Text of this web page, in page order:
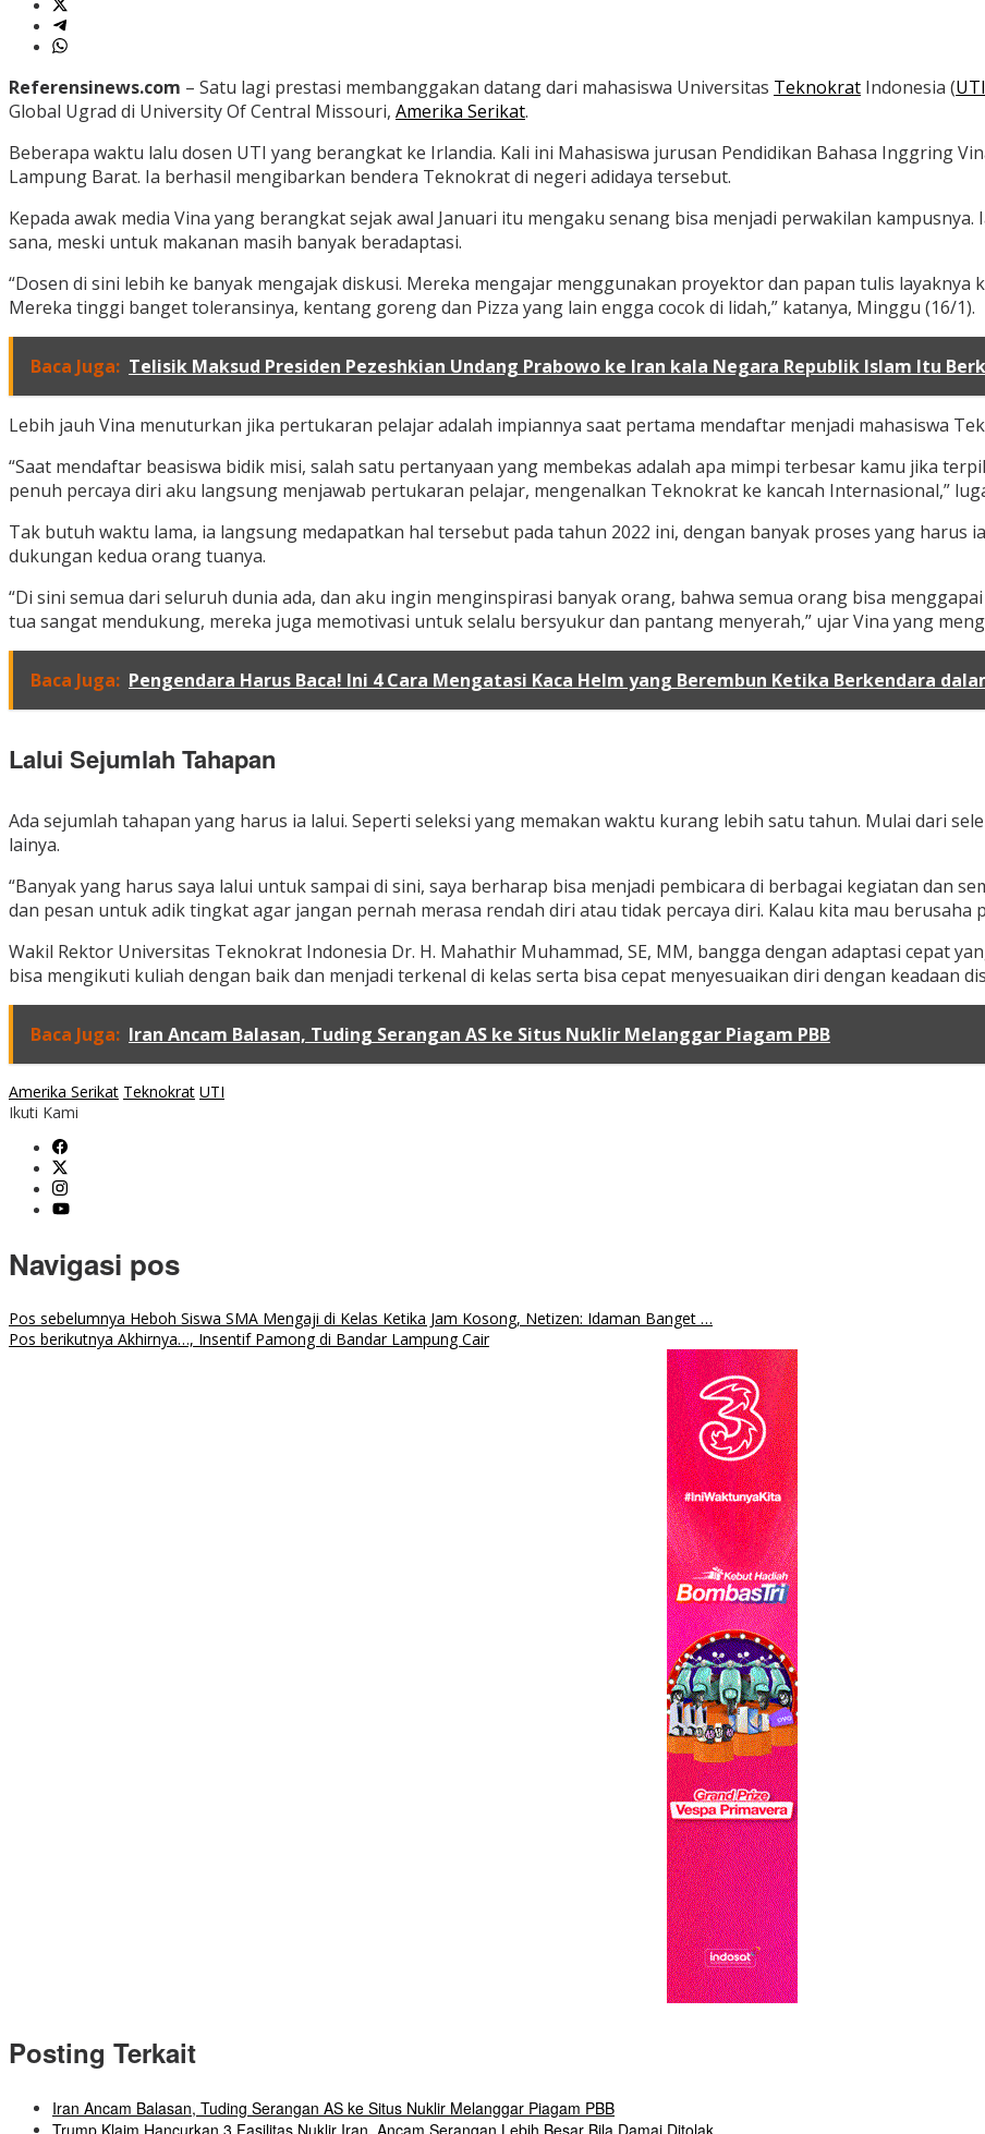
Referensinews.com – Satu lagi prestasi membanggakan datang dari mahasiswa Universitas Teknokrat Indonesia (UTI
Global Ugrad di University Of Central Missouri, Amerika Serikat.
Beberapa waktu lalu dosen UTI yang berangkat ke Irlandia. Kali ini Mahasiswa jurusan Pendidikan Bahasa Inggring
Lampung Barat. Ia berhasil mengibarkan bendera Teknokrat di negeri adidaya tersebut.
Kepada awak media Vina yang berangkat sejak awal Januari itu mengaku senang bisa menjadi perwakilan
sana, meski untuk makanan masih banyak beradaptasi.
“Dosen di sini lebih ke banyak mengajak diskusi. Mereka mengajar menggunakan proyektor dan papan tulis layaknya
Mereka tinggi banget toleransinya, kentang goreng dan Pizza yang lain engga cocok di lidah,” katanya, Minggu (16/1).
Baca Juga: Telisik Maksud Presiden Pezeshkian Undang Prabowo ke Iran kala Negara Republik Islam Itu
Lebih jauh Vina menuturkan jika pertukaran pelajar adalah impiannya saat pertama mendaftar menjadi mahasiswa
“Saat mendaftar beasiswa bidik misi, salah satu pertanyaan yang membekas adalah apa mimpi terbesar kamu jika
penuh percaya diri aku langsung menjawab pertukaran pelajar, mengenalkan Teknokrat ke kancah Internasional,”
Tak butuh waktu lama, ia langsung medapatkan hal tersebut pada tahun 2022 ini, dengan banyak proses yang harus
dukungan kedua orang tuanya.
“Di sini semua dari seluruh dunia ada, dan aku ingin menginspirasi banyak orang, bahwa semua orang bisa
tua sangat mendukung, mereka juga memotivasi untuk selalu bersyukur dan pantang menyerah,” ujar Vina yang
Baca Juga: Pengendara Harus Baca! Ini 4 Cara Mengatasi Kaca Helm yang Berembun Ketika Berkendara
Lalui Sejumlah Tahapan
Ada sejumlah tahapan yang harus ia lalui. Seperti seleksi yang memakan waktu kurang lebih satu tahun. Mulai dari
lainya.
“Banyak yang harus saya lalui untuk sampai di sini, saya berharap bisa menjadi pembicara di berbagai kegiatan dan
dan pesan untuk adik tingkat agar jangan pernah merasa rendah diri atau tidak percaya diri. Kalau kita mau berusaha
Wakil Rektor Universitas Teknokrat Indonesia Dr. H. Mahathir Muhammad, SE, MM, bangga dengan adaptasi cepat
bisa mengikuti kuliah dengan baik dan menjadi terkenal di kelas serta bisa cepat menyesuaikan diri dengan keadaan
Baca Juga: Iran Ancam Balasan, Tuding Serangan AS ke Situs Nuklir Melanggar Piagam PBB
Amerika Serikat Teknokrat UTI
Ikuti Kami
Navigasi pos
Pos sebelumnya Heboh Siswa SMA Mengaji di Kelas Ketika Jam Kosong, Netizen: Idaman Banget …
Pos berikutnya Akhirnya…, Insentif Pamong di Bandar Lampung Cair
Posting Terkait
Iran Ancam Balasan, Tuding Serangan AS ke Situs Nuklir Melanggar Piagam PBB
Trump Klaim Hancurkan 3 Fasilitas Nuklir Iran, Ancam Serangan Lebih Besar Bila Damai Ditolak